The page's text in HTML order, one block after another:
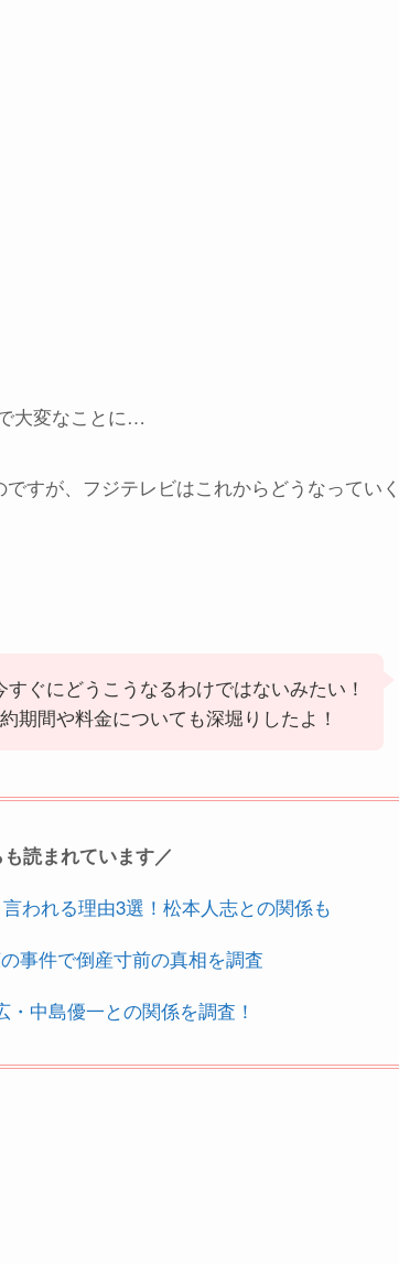
大変なことに…
すが、フジテレビはこれからどうなってい
すぐにどうこうなるわけではないみたい！
期間や料金についても深堀りしたよ！
読まれています／
われる理由3選！松本人志との関係も
事件で倒産寸前の真相を調査
中島優一との関係を調査！